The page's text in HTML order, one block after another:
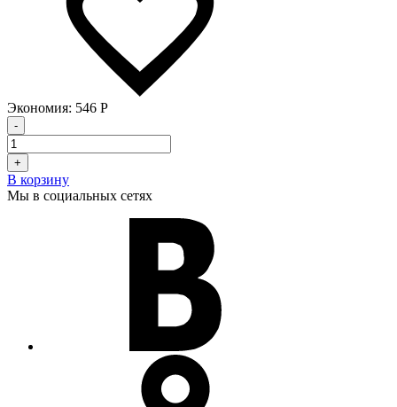
Экономия: 546 Р
-
+
В корзину
Мы в социальных сетях